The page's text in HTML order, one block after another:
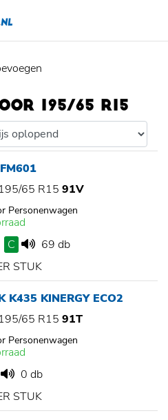
195/65 R15
65 R15 91V
Personenwagen
C
69 db
STUK
K435 KINERGY ECO2
65 R15 91T
Personenwagen
0 db
STUK